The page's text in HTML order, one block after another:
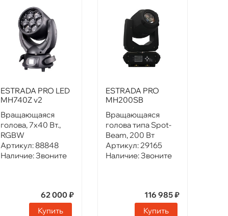
ESTRADA PRO LED
MH740Z v2
Вращающаяся
голова, 7х40 Вт.,
RGBW
Артикул:88848
Наличие:Звоните
62 000 ₽
Купить
ESTRADA PRO
MH200SB
Вращающаяся
голова типа Spot-
Beam, 200 Вт
Артикул:29165
Наличие:Звоните
116 985 ₽
Купить